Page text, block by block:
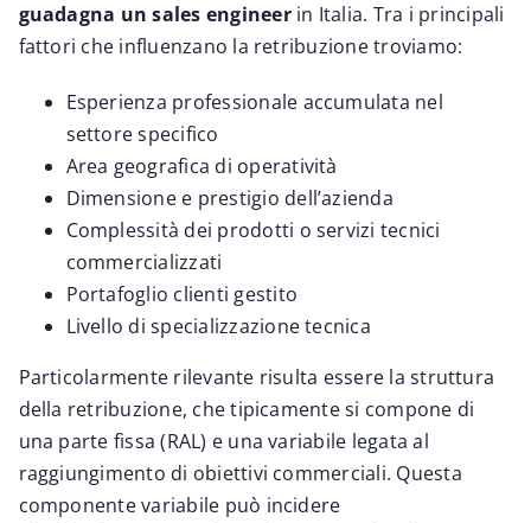
guadagna un sales engineerin Italia. Tra i principali
fattori che influenzano la retribuzione troviamo:
Esperienza professionale accumulata nel
settore specifico
Area geografica di operatività
Dimensione e prestigio dell’azienda
Complessità dei prodotti o servizi tecnici
commercializzati
Portafoglio clienti gestito
Livello di specializzazione tecnica
Particolarmente rilevante risulta essere la struttura
della retribuzione, che tipicamente si compone di
una parte fissa (RAL) e una variabile legata al
raggiungimento di obiettivi commerciali. Questa
componente variabile può incidere